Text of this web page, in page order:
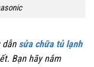
dẫnsửa chữa tủ lạnh
Bạn hãy nắm